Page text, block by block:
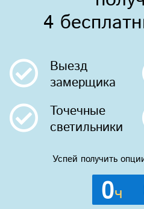
4
Выезд
замерщика
Точечные
светильники
Успей получить
0ч